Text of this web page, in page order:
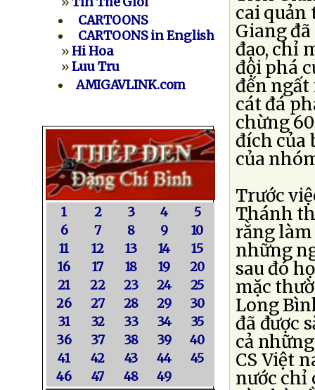
CARTOONS
CARTOONS in English
»Hi Hoa
»Luu Tru
AMIGAVLINK.com
1 2 3 4
5
6
7 8 9
10
11
12 13 14
15
16
17 18 19
20
21
22 23 24
25
26
27 28 29
30
31
32 33 34
35
36
37 38 39
40
41
42 43 44
45
46
47 48 49
cai quản
Giang
đạo, chỉ
đội phá
đến ngất
cát đá
chừng
đích của
của
Trước
Thánh
rằng
những
sau đó
mặc
Long
đã được
cả
CS Việt
nước chỉ